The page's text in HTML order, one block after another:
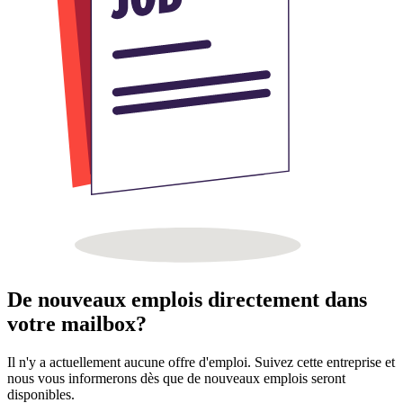
De nouveaux emplois directement dans
votre mailbox?
Il n'y a actuellement aucune offre d'emploi. Suivez cette entreprise et
nous vous informerons dès que de nouveaux emplois seront
disponibles.